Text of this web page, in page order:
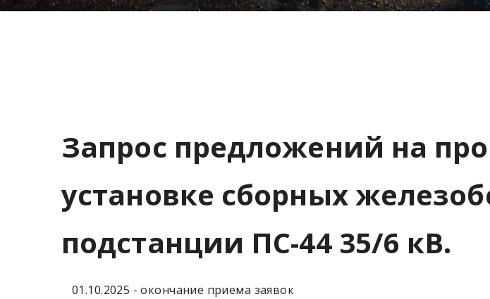
Запрос предложений на
установке сборных
подстанции ПС-44 35/6 кВ.
01.10.2025 - окончание приема заявок